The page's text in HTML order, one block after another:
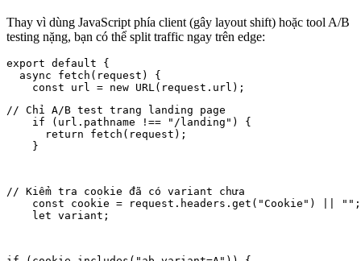
Thay vì dùng JavaScript phía client (gây layout shift) hoặc tool A/B
testing nặng, bạn có thể split traffic ngay trên edge:
export default {
  async fetch(request) {
// Chỉ A/B test trang landing page
    if (url.pathname !== "/landing") {
      return fetch(request);
    }
// Kiểm tra cookie đã có variant chưa
    const cookie = request.headers.get("Cookie") || "";
    let variant;